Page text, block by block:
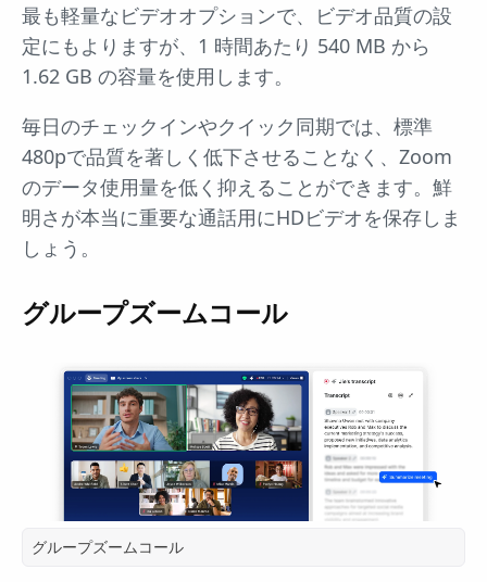
最も軽量なビデオオプションで、ビデオ品質の設
定にもよりますが、1 時間あたり 540 MB から
1.62 GB の容量を使用します。
毎日のチェックインやクイック同期では、標準
480pで品質を著しく低下させることなく、Zoom
のデータ使用量を低く抑えることができます。鮮
明さが本当に重要な通話用にHDビデオを保存しま
しょう。
グループズームコール
グループズームコール